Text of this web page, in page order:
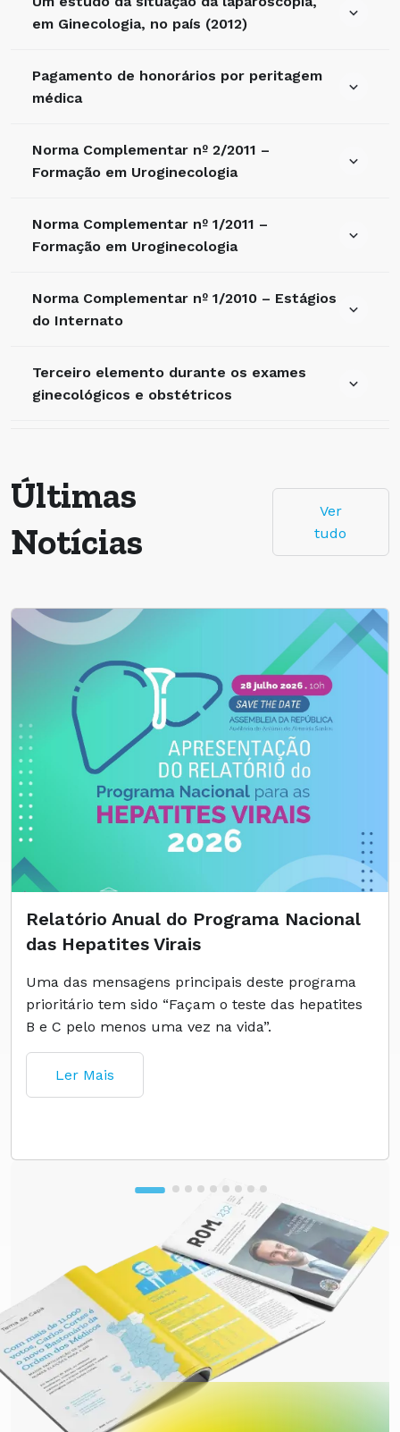
em Ginecologia, no país (2012)
Pagamento de honorários por peritagem
médica
Norma Complementar nº 2/2011 –
Formação em Uroginecologia
Norma Complementar nº 1/2011 –
Formação em Uroginecologia
Norma Complementar nº 1/2010 – Estágios
do Internato
Terceiro elemento durante os exames
ginecológicos e obstétricos
Últimas
Notícias
Ver
tudo
Relatório Anual do Programa Nacional
das Hepatites Virais
Uma das mensagens principais deste programa
prioritário tem sido “Façam o teste das hepatites
B e C pelo menos uma vez na vida”.
Ler Mais